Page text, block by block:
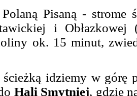
Pisaną - strome
i Obłazkowej
ok. 15 minut,
ścieżką idziemy w
Hali Smytniej, gdzie